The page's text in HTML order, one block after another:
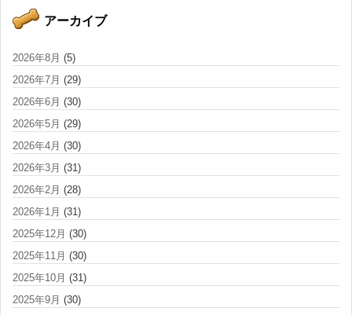
アーカイブ
2026年8月 (5)
2026年7月 (29)
2026年6月 (30)
2026年5月 (29)
2026年4月 (30)
2026年3月 (31)
2026年2月 (28)
2026年1月 (31)
2025年12月 (30)
2025年11月 (30)
2025年10月 (31)
2025年9月 (30)